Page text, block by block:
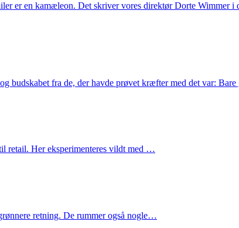
er en kamæleon. Det skriver vores direktør Dorte Wimmer
budskabet fra de, der havde prøvet kræfter med det var: Bare
retail. Her eksperimenteres vildt med …
retning. De rummer også nogle…